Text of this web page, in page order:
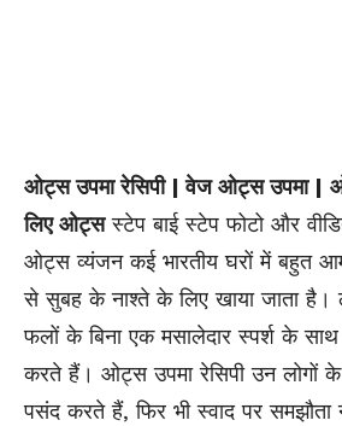
ओट्स उपमा रेसिपी | वेज ओट्स उपमा |
लिए ओट्सस्टेप बाई स्टेप फोटो और
ओट्स व्यंजन कई भारतीय घरों में बहुत
से सुबह के नाश्ते के लिए खाया जाता
फलों के बिना एक मसालेदार स्पर्श के साथ
करते हैं। ओट्स उपमा रेसिपी उन लोगों
पसंद करते हैं, फिर भी स्वाद पर समझौता